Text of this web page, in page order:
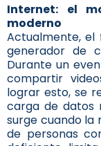
Internet: el
moderno
Actualmente,
generador de
Durante un
compartir
lograr esto, se
carga de datos
surge cuando la
de personas